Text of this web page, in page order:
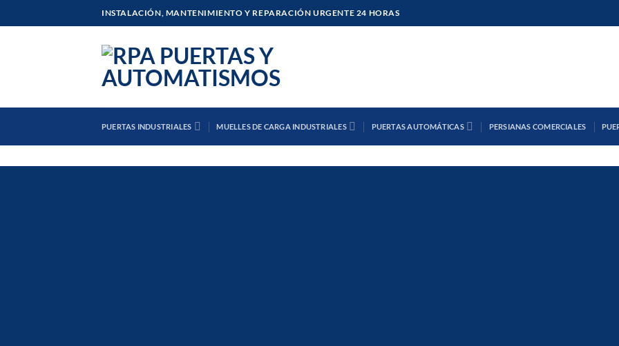
al
INSTALACIÓN, MANTENIMIENTO Y REPARACIÓN URGENTE 24 HORAS
PUERTAS INDUSTRIALES MUELLES DE CARGA INDUSTRIALES PUERTAS AUTOMÁTICAS PERSIANAS COMERCIALES